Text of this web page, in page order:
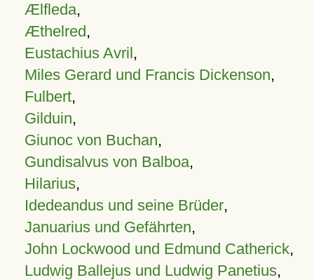
Ælfleda,
Æthelred,
Eustachius Avril,
Miles Gerard und Francis Dickenson,
Fulbert,
Gilduin,
Giunoc von Buchan,
Gundisalvus von Balboa,
Hilarius,
Idedeandus und seine Brüder,
Januarius und Gefährten,
John Lockwood und Edmund Catherick,
Ludwig Ballejus und Ludwig Panetius,